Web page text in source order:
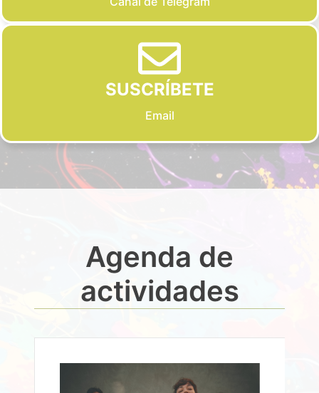
SUSCRÍBETE
Email
Agenda de
actividades